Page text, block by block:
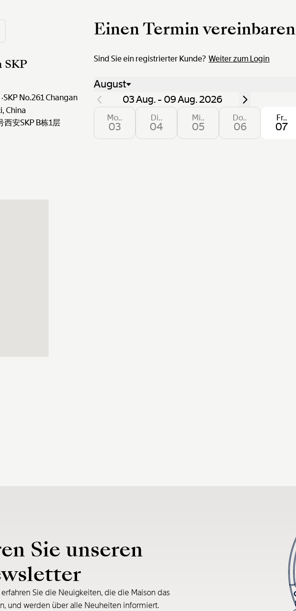
SKP
No.261 Changan
China
安SKP B栋1层
Einen Termin vereinbaren
Sind Sie ein registrierter Kunde? Weiter zum Login
August
03 Aug. - 09 Aug. 2026
Mo..
03
Di..
04
Mi..
05
Do..
06
Fr..
07
Sie unseren
Sie die Neuigkeiten, die die Maison das
und werden über alle Neuheiten informiert.